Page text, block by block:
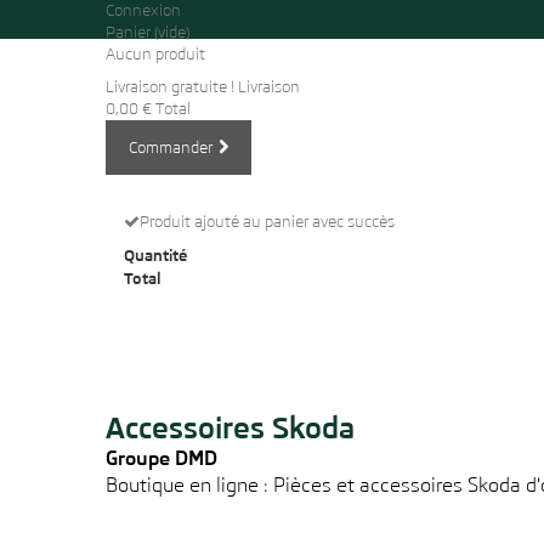
Connexion
Panier (vide)
Aucun produit
Livraison gratuite ! Livraison
0,00 € Total
Commander
Produit ajouté au panier avec succès
Quantité
Total
Accessoires Skoda
Groupe DMD
Boutique en ligne : Pièces et accessoires Skoda